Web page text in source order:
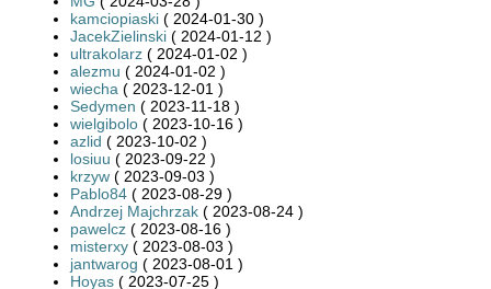
kamciopiaski ( 2024-01-30 )
JacekZielinski ( 2024-01-12 )
ultrakolarz ( 2024-01-02 )
alezmu ( 2024-01-02 )
wiecha ( 2023-12-01 )
Sedymen ( 2023-11-18 )
wielgibolo ( 2023-10-16 )
azlid ( 2023-10-02 )
losiuu ( 2023-09-22 )
krzyw ( 2023-09-03 )
Pablo84 ( 2023-08-29 )
Andrzej Majchrzak ( 2023-08-24 )
pawelcz ( 2023-08-16 )
misterxy ( 2023-08-03 )
jantwarog ( 2023-08-01 )
Hoyas ( 2023-07-25 )